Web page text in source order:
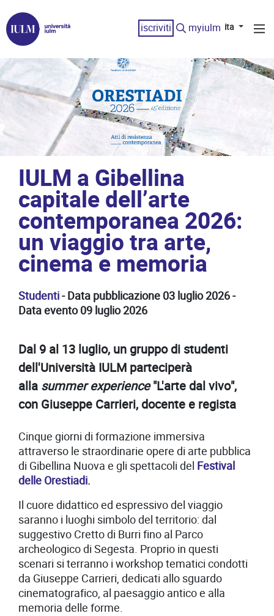
iscriviti myiulm ita
IULM a Gibellina
capitale dell’arte
contemporanea 2026:
un viaggio tra arte,
cinema e memoria
Studenti- Data pubblicazione 03 luglio 2026 -
Data evento 09 luglio 2026
Dal 9 al 13 luglio, un gruppo di studenti
dell'Università IULM parteciperà
alla summer experience"L'arte dal vivo",
con Giuseppe Carrieri, docente e regista
Cinque giorni di formazione immersiva
attraverso le straordinarie opere di arte pubblica
di Gibellina Nuova e gli spettacoli del Festival
delle Orestiadi.
Il cuore didattico ed espressivo del viaggio
saranno i luoghi simbolo del territorio: dal
suggestivo Cretto di Burri fino al Parco
archeologico di Segesta. Proprio in questi
scenari si terranno i workshop tematici condotti
da Giuseppe Carrieri, dedicati allo sguardo
cinematografico, al paesaggio antico e alla
memoria delle forme.